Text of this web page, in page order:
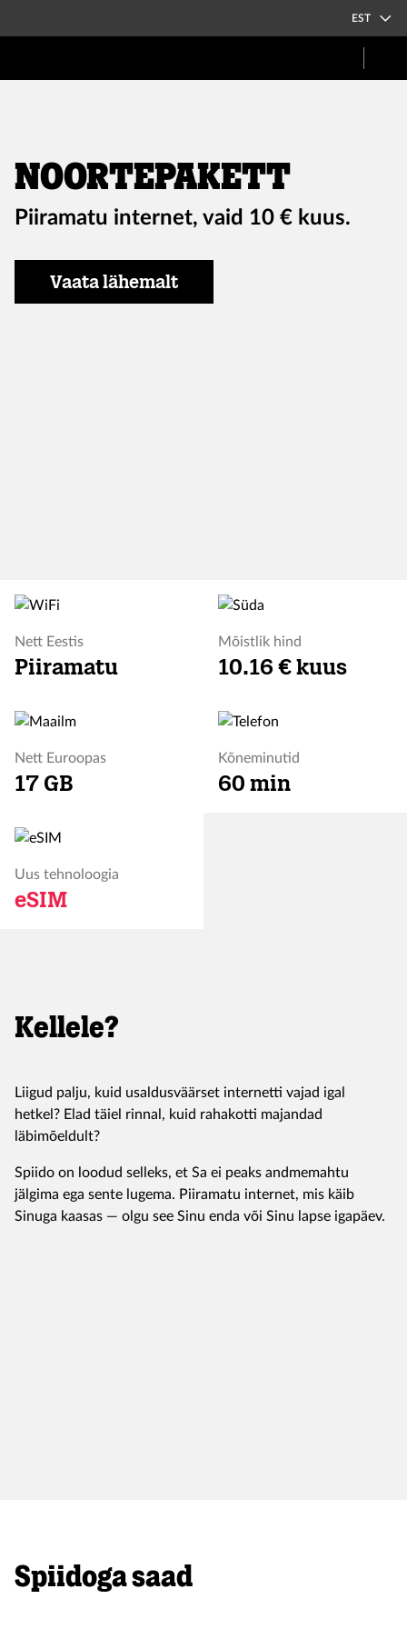
EST
Noortepakett
Piiramatu internet, vaid 10 € kuus.
Vaata lähemalt
Nett Eestis
Piiramatu
Mõistlik hind
10.16 € kuus
Nett Euroopas
17 GB
Kõneminutid
60 min
Uus tehnoloogia
eSIM
Kellele?
Liigud palju, kuid usaldusväärset internetti vajad igal
hetkel? Elad täiel rinnal, kuid rahakotti majandad
läbimõeldult?
Spiido on loodud selleks, et Sa ei peaks andmemahtu
jälgima ega sente lugema. Piiramatu internet, mis käib
Sinuga kaasas — olgu see Sinu enda või Sinu lapse igapäev.
Spiidoga saad